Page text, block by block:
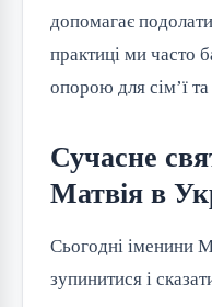
допомагає
практиці ми часто
опорою для сім’ї та
Сучасне
Матвія в
Сьогодні іменини
зупинитися і